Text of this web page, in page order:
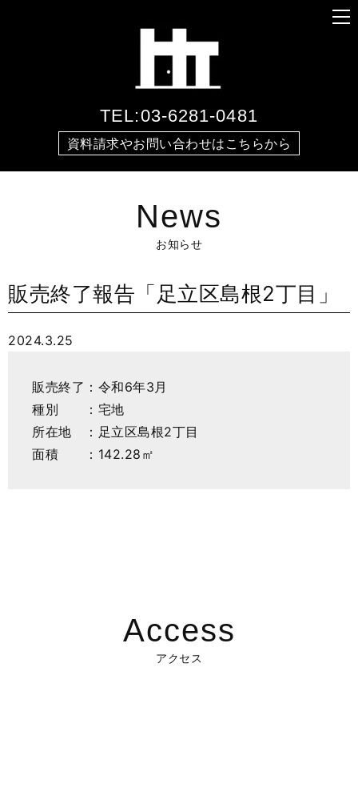
TEL:03-6281-0481
資料請求やお問い合わせはこちらから
News
お知らせ
販売終了報告「足立区島根2丁目」
2024.3.25
販売終了：令和6年3月
種別 ：宅地
所在地 ：足立区島根2丁目
面積 ：142.28㎡
Access
アクセス